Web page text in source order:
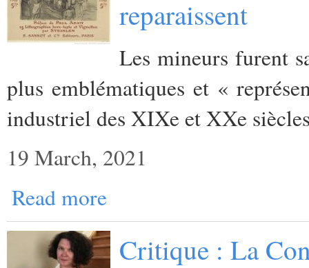
reparaissent
Les mineurs furent
plus emblématiques et «
industriel des XIXe et XXe
19 March, 2021
Read more
Critique : La